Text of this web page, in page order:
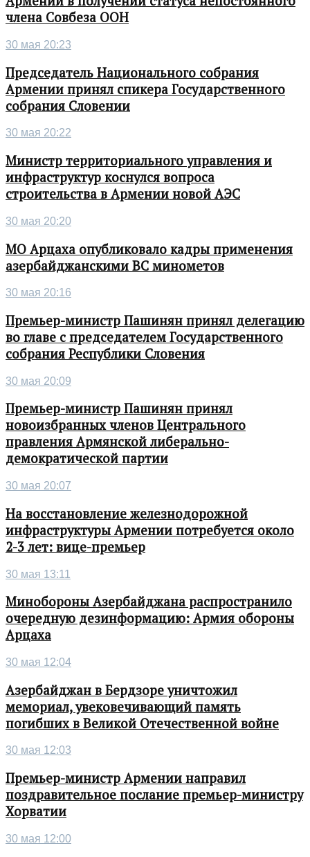
члена Совбеза ООН
30 мая 20:23
Председатель Национального собрания
Армении принял спикера Государственного
собрания Словении
30 мая 20:22
Министр территориального управления и
инфраструктур коснулся вопроса
строительства в Армении новой АЭС
30 мая 20:20
МО Арцаха опубликовало кадры применения
азербайджанскими ВС минометов
30 мая 20:16
Премьер-министр Пашинян принял делегацию
во главе с председателем Государственного
собрания Республики Словения
30 мая 20:09
Премьер-министр Пашинян принял
новоизбранных членов Центрального
правления Армянской либерально-
демократической партии
30 мая 20:07
На восстановление железнодорожной
инфраструктуры Армении потребуется около
2-3 лет: вице-премьер
30 мая 13:11
Минобороны Азербайджана распространило
очередную дезинформацию: Армия обороны
Арцаха
30 мая 12:04
Азербайджан в Бердзоре уничтожил
мемориал, увековечивающий память
погибших в Великой Отечественной войне
30 мая 12:03
Премьер-министр Армении направил
поздравительное послание премьер-министру
Хорватии
30 мая 12:00